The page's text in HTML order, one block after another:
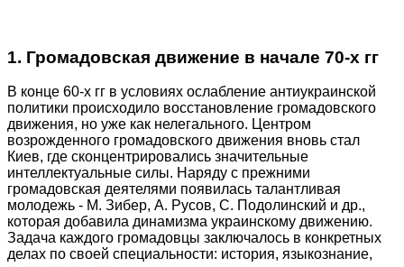
1. Громадовская движение в начале 70-х гг
В конце 60-х гг в условиях ослабление антиукраинской
политики происходило восстановление громадовского
движения, но уже как нелегального. Центром
возрожденного громадовского движения вновь стал
Киев, где сконцентрировались значительные
интеллектуальные силы. Наряду с прежними
громадовская деятелями появилась талантливая
молодежь - М. Зибер, А. Русов, С. Подолинский и др.,
которая добавила динамизма украинскому движению.
Задача каждого громадовцы заключалось в конкретных
делах по своей специальности: история, языкознание,